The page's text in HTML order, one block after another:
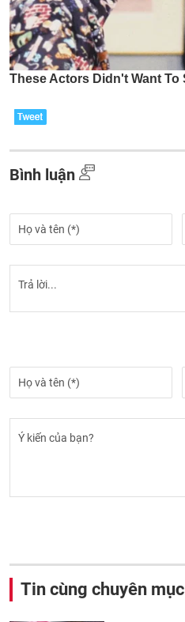
Bình luận
Tin cùng chuyên mục